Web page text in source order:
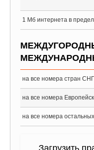
1 Мб интернета в
на все номера стран СНГ
на все номера
на все номера
Загрузить